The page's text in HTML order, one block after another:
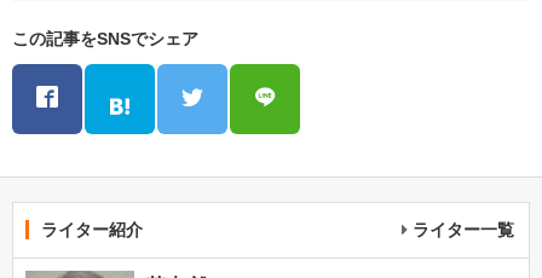
この記事をSNSでシェア
ライター紹介 ライター一覧